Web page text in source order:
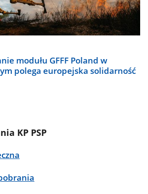
modułu GFFF Poland w
polega europejska solidarność
KP PSP